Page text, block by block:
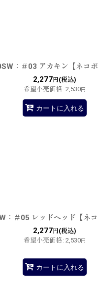
：＃03 アカキン【ネコポ
2,277円(税込)
希望小売価格: 2,530円
カートに入れる
：＃05 レッドヘッド【ネコ
2,277円(税込)
希望小売価格: 2,530円
カートに入れる